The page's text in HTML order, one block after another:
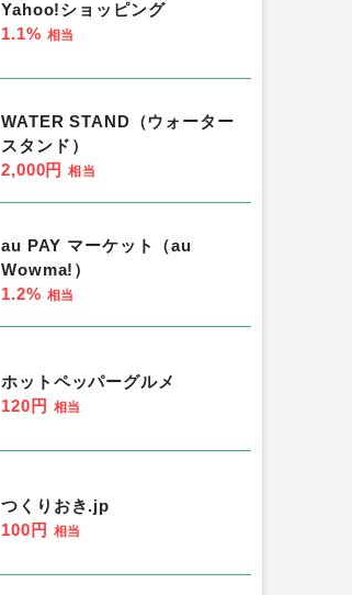
Yahoo!ショッピング
1.1% 相当
WATER STAND（ウォーター
スタンド）
2,000円 相当
au PAY マーケット（au
Wowma!）
1.2% 相当
ホットペッパーグルメ
120円 相当
つくりおき.jp
100円 相当